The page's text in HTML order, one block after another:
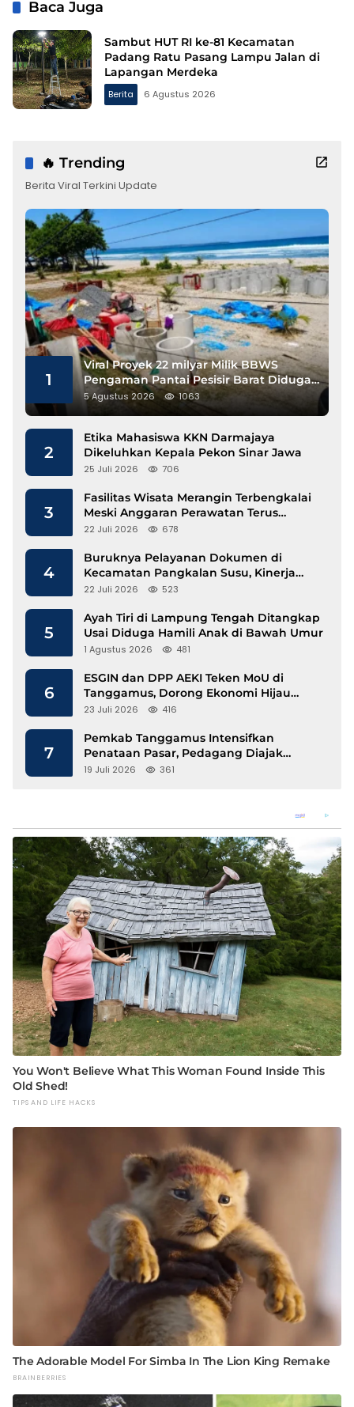
Baca Juga
Sambut HUT RI ke-81 Kecamatan
Padang Ratu Pasang Lampu Jalan di
Lapangan Merdeka
Berita 6 Agustus 2026
🔥 Trending
Berita Viral Terkini Update
1
Viral Proyek 22 milyar Milik BBWS
Pengaman Pantai Pesisir Barat Diduga
Gunakan Besi Banci
5 Agustus 2026 1063
2
Etika Mahasiswa KKN Darmajaya
Dikeluhkan Kepala Pekon Sinar Jawa
25 Juli 2026 706
3
Fasilitas Wisata Merangin Terbengkalai
Meski Anggaran Perawatan Terus
Mengalir
22 Juli 2026 678
4
Buruknya Pelayanan Dokumen di
Kecamatan Pangkalan Susu, Kinerja
Disdukcapil Langkat Disorot
22 Juli 2026 523
5
Ayah Tiri di Lampung Tengah Ditangkap
Usai Diduga Hamili Anak di Bawah Umur
1 Agustus 2026 481
6
ESGIN dan DPP AEKI Teken MoU di
Tanggamus, Dorong Ekonomi Hijau
Berbasis Kopi dan Perdagangan Karbon
23 Juli 2026 416
7
Pemkab Tanggamus Intensifkan
Penataan Pasar, Pedagang Diajak
Tempati Pasar Modern Talang Padang
19 Juli 2026 361